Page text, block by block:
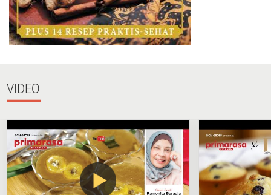
VIDEO